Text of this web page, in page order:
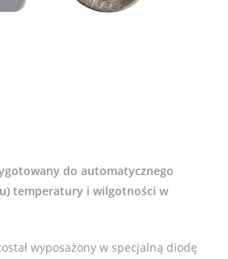
do automatycznego
temperatury i wilgotności w
wyposażony w specjalną diodę